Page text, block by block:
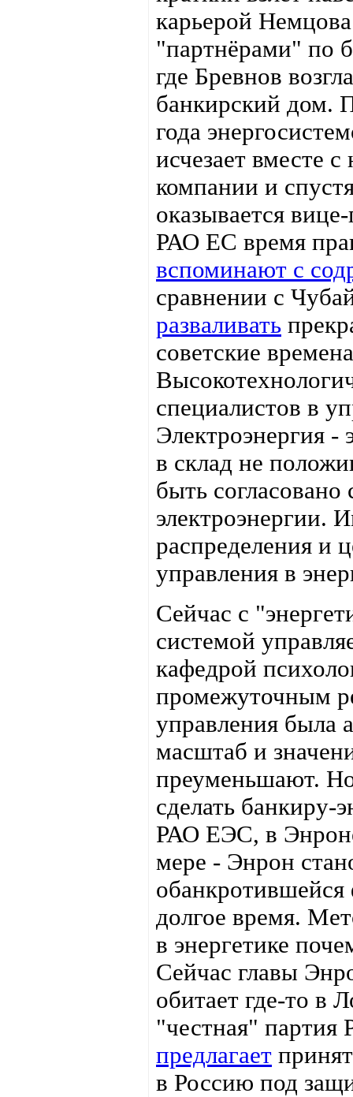
карьерой
"партнёрами" по
где Бревнов
банкирский дом.
года
исчезает вместе
компании и
оказывается
РАО ЕС время
вспоминают с
сравнении с
разваливать
советские
специалистов в
Электроэнергия -
в склад не
быть согласовано
электроэнергии.
распределения и
управления в
Сейчас с
системой
кафедрой
промежуточным
управления была
масштаб и
преуменьшают.
сделать банкиру-
РАО ЕЭС, в
мере - Энрон
долгое время.
в энергетике
Сейчас главы
обитает где-то в
"честная"
предлагает
в Россию под